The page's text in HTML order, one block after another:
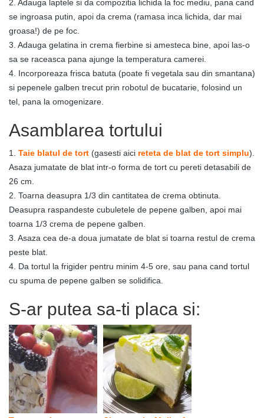
2. Adauga laptele si da compozitia lichida la foc mediu, pana cand
se ingroasa putin, apoi da crema (ramasa inca lichida, dar mai
groasa!) de pe foc.
3. Adauga gelatina in crema fierbine si amesteca bine, apoi las-o
sa se raceasca pana ajunge la temperatura camerei.
4. Incorporeaza frisca batuta (poate fi vegetala sau din smantana)
si pepenele galben trecut prin robotul de bucatarie, folosind un
tel, pana la omogenizare.
Asamblarea tortului
1. Taie blatul de tort (gasesti aici reteta de blat de tort simplu).
Asaza jumatate de blat intr-o forma de tort cu pereti detasabili de
26 cm.
2. Toarna deasupra 1/3 din cantitatea de crema obtinuta.
Deasupra raspandeste cubuletele de pepene galben, apoi mai
toarna 1/3 crema de pepene galben.
3. Asaza cea de-a doua jumatate de blat si toarna restul de crema
peste blat.
4. Da tortul la frigider pentru minim 4-5 ore, sau pana cand tortul
cu spuma de pepene galben se solidifica.
S-ar putea sa-ti placa si: